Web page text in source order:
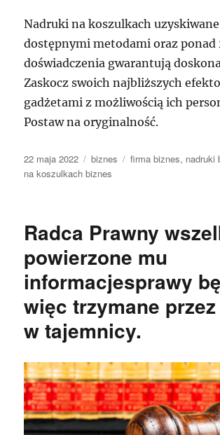
Nadruki na koszulkach
dostępnymi metodami oraz ponad
doświadczenia gwarantują
Zaskocz swoich najbliższych
gadżetami z możliwością ich
Postaw na oryginalność.
Data
publikacji
22 maja 2022 Kategorie
biznes Tagi
firma biznes, nadruki
na koszulkach biznes
Radca Prawny
powierzone mu
informacjesprawy
więc trzymane
w tajemnicy.